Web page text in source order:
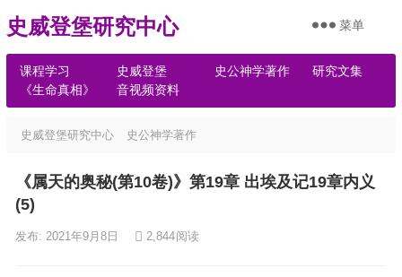
史威登堡研究中心
课程学习 史威登堡 史公神学著作
研究文集
《生命真相》
音视频资料
菜单
史威登堡研究中心 史公神学著作
《属天的奥秘(第10卷)》第19章 出埃及记19章内义
(5)
发布: 2021年9月8日 2,844阅读